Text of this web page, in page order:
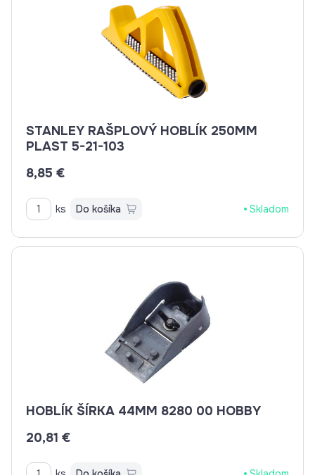
STANLEY RAŠPLOVÝ HOBLÍK 250MM
PLAST 5-21-103
8,85 €
ks Do košíka Skladom
HOBLÍK ŠÍRKA 44MM 8280 00 HOBBY
20,81 €